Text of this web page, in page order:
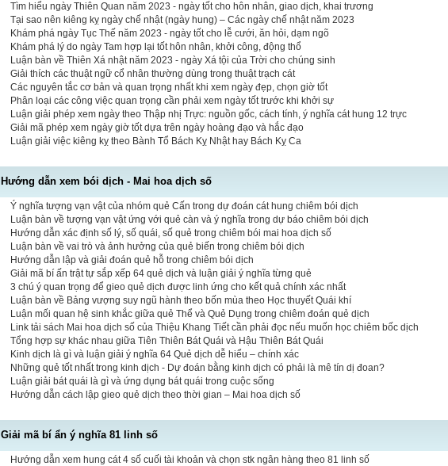
Tìm hiểu ngày Thiên Quan năm 2023 - ngày tốt cho hôn nhân, giao dịch, khai trương
Tại sao nên kiêng kỵ ngày chế nhật (ngày hung) – Các ngày chế nhật năm 2023
Khám phá ngày Tục Thế năm 2023 - ngày tốt cho lễ cưới, ăn hỏi, dạm ngõ
Khám phá lý do ngày Tam hợp lại tốt hôn nhân, khởi công, động thổ
Luận bàn về Thiên Xá nhật năm 2023 - ngày Xá tội của Trời cho chúng sinh
Giải thích các thuật ngữ cổ nhân thường dùng trong thuật trạch cát
Các nguyên tắc cơ bản và quan trọng nhất khi xem ngày đẹp, chọn giờ tốt
Phân loại các công việc quan trọng cần phải xem ngày tốt trước khi khởi sự
Luận giải phép xem ngày theo Thập nhị Trực: nguồn gốc, cách tính, ý nghĩa cát hung 12 trực
Giải mã phép xem ngày giờ tốt dựa trên ngày hoàng đạo và hắc đạo
Luận giải việc kiêng kỵ theo Bành Tổ Bách Kỵ Nhật hay Bách Kỵ Ca
Hướng dẫn xem bói dịch - Mai hoa dịch số
Ý nghĩa tượng vạn vật của nhóm quẻ Cấn trong dự đoán cát hung chiêm bói dịch
Luận bàn về tượng vạn vật ứng với quẻ càn và ý nghĩa trong dự báo chiêm bói dịch
Hướng dẫn xác định số lý, số quái, số quẻ trong chiêm bói mai hoa dịch số
Luận bàn về vai trò và ảnh hưởng của quẻ biến trong chiêm bói dịch
Hướng dẫn lập và giải đoán quẻ hỗ trong chiêm bói dịch
Giải mã bí ấn trật tự sắp xếp 64 quẻ dịch và luận giải ý nghĩa từng quẻ
3 chú ý quan trọng để gieo quẻ dịch được linh ứng cho kết quả chính xác nhất
Luận bàn về Bảng vượng suy ngũ hành theo bốn mùa theo Học thuyết Quái khí
Luận mối quan hệ sinh khắc giữa quẻ Thể và Quẻ Dụng trong chiêm đoán quẻ dịch
Link tải sách Mai hoa dịch số của Thiệu Khang Tiết cần phải đọc nếu muốn học chiêm bốc dịch
Tổng hợp sự khác nhau giữa Tiên Thiên Bát Quái và Hậu Thiên Bát Quái
Kinh dịch là gì và luận giải ý nghĩa 64 Quẻ dịch dễ hiểu – chính xác
Những quẻ tốt nhất trong kinh dịch - Dự đoán bằng kinh dịch có phải là mê tín dị đoan?
Luận giải bát quái là gì và ứng dụng bát quái trong cuộc sống
Hướng dẫn cách lập gieo quẻ dịch theo thời gian – Mai hoa dịch số
Giải mã bí ẩn ý nghĩa 81 linh số
Hướng dẫn xem hung cát 4 số cuối tài khoản và chọn stk ngân hàng theo 81 linh số